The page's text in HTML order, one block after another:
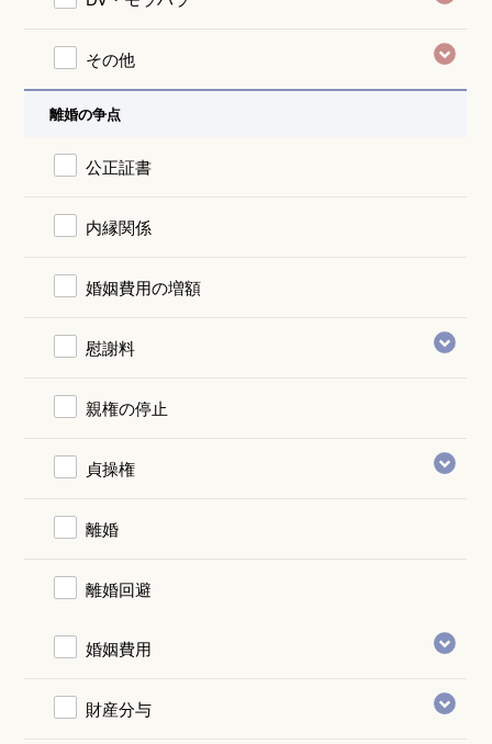
その他
離婚の争点
公正証書
内縁関係
婚姻費用の増額
慰謝料
親権の停止
貞操権
離婚
離婚回避
婚姻費用
財産分与